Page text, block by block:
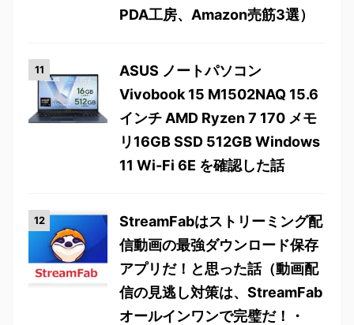
PDA工房、Amazon売筋3選）
ASUS ノートパソコン
Vivobook 15 M1502NAQ 15.6
インチ AMD Ryzen 7 170 メモ
リ16GB SSD 512GB Windows
11 Wi-Fi 6E を確認した話
StreamFabはストリーミング配
信動画の最強ダウンロード保存
アプリだ！と思った話（動画配
信の見逃し対策は、StreamFab
オールインワンで完璧だ！・